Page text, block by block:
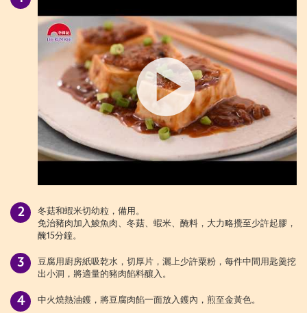
冬菇和蝦米切幼粒，備用。
免治豬肉加入鯪魚肉、冬菇、蝦米、醃料，大力略攪至少許起膠，
醃15分鐘。
豆腐用廚房紙吸乾水，切厚片，灑上少許粟粉，每件中間用匙羹挖
出小洞，將適量的豬肉餡料釀入。
中火燒熱油鑊，將豆腐肉餡一面放入鑊內，煎至金黃色。